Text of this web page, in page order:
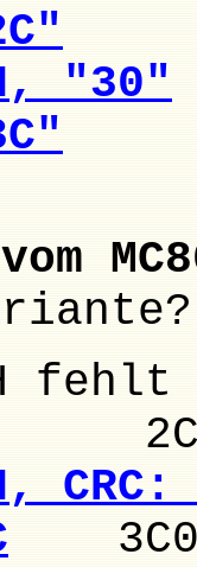
"30"
vom
CRC: